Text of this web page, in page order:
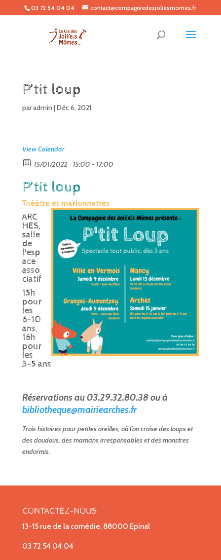
03 72 54 04 04 contact@compagniedesjoliesmomes.fr
P’tit loup
paradmin |Déc 6, 2021
View Calendar
15/01/2022
15:00 - 17:00
P’tit loup
Théâtre et marionnettes
ARC
HES,
salle
de
l'esp
ace
asso
ciatif
15h
pour
les
6-10
ans,
16h
pour
les
3-5 ans
Réservations au 03.29.32.80.38 ou à
bibliotheque@mairiearches.fr
Trois histoires pour petites oreilles, où l’on croise des loups et
des doudous, des mamans irresponsables et des monstres
endormis.
CONTACTEZ-NOUS
13-15 rue de la comédie, 88000 Epinal
03 72 54 04 04